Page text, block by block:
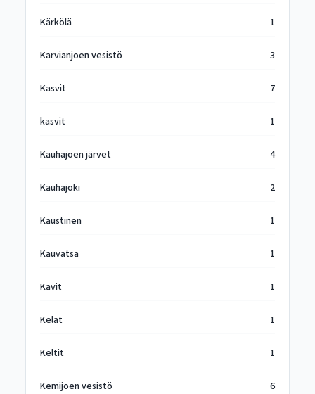
Kärkölä 1
Karvianjoen vesistö 3
Kasvit 7
kasvit 1
Kauhajoen järvet 4
Kauhajoki 2
Kaustinen 1
Kauvatsa 1
Kavit 1
Kelat 1
Keltit 1
Kemijoen vesistö 6